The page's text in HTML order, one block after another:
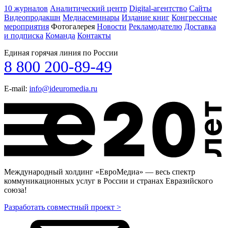
10 журналов Аналитический центр Digital-агентство Сайты
Видеопродакшн Медиасеминары Издание книг Конгрессные
мероприятия Фотогалерея Новости Рекламодателю Доставка
и подписка Команда Контакты
Единая горячая линия по России
8 800 200-89-49
E-mail: info@ideuromedia.ru
Международный холдинг «ЕвроМедиа» — весь спектр
коммуникационных услуг в России и странах Евразийского
союза!
Разработать совместный проект >